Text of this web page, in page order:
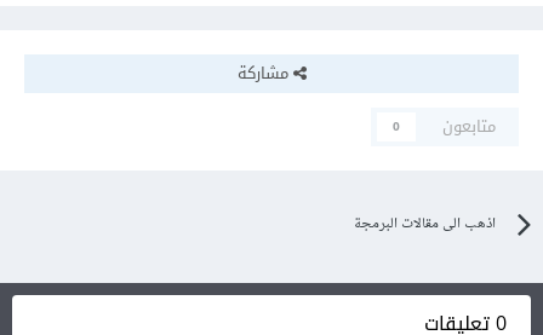
مشاركة
متابعون
0
اذهب الى مقالات البرمجة
0 تعليقات